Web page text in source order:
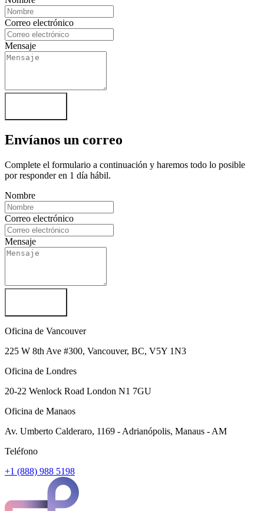
Correo electrónico
Mensaje
Envíanos un correo
Complete el formulario a continuación y haremos todo lo posible
por responder en 1 día hábil.
Nombre
Correo electrónico
Mensaje
Oficina de Vancouver
225 W 8th Ave #300, Vancouver, BC, V5Y 1N3
Oficina de Londres
20-22 Wenlock Road London N1 7GU
Oficina de Manaos
Av. Umberto Calderaro, 1169 - Adrianópolis, Manaus - AM
Teléfono
+1 (888) 988 5198